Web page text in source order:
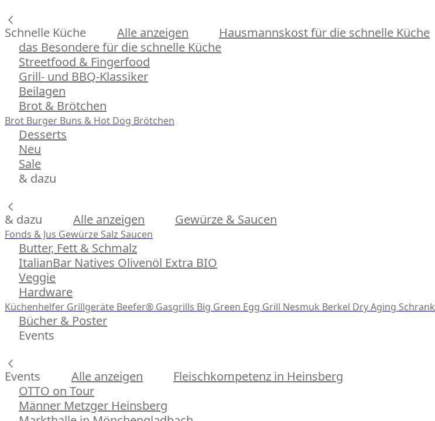
Schnelle Küche Alle anzeigen
Hausmannskost für die schnelle Küche
das Besondere für die schnelle Küche
Streetfood & Fingerfood
Grill- und BBQ-Klassiker
Beilagen
Brot & Brötchen
Brot Burger Buns & Hot Dog Brötchen
Desserts
Neu
Sale
& dazu
& dazu Alle anzeigen Gewürze & Saucen
Fonds & Jus Gewürze Salz Saucen
Butter, Fett & Schmalz
ItalianBar Natives Olivenöl Extra BIO
Veggie
Hardware
Küchenhelfer Grillgeräte Beefer® Gasgrills Big Green Egg Grill Nesmuk Berkel Dry Aging Schrank
Bücher & Poster
Events
Events Alle anzeigen
Fleischkompetenz in Heinsberg
OTTO on Tour
Männer Metzger Heinsberg